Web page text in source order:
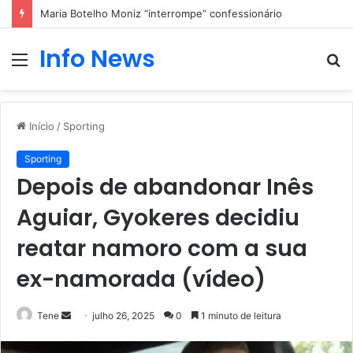
Maria Botelho Moniz “interrompe” confessionário
Menu
Info News
Início / Sporting
Sporting
Depois de abandonar Inês
Aguiar, Gyokeres decidiu
reatar namoro com a sua
ex-namorada (vídeo)
Tene
Mandejulho 26, 2025 0 1 minuto de leitura